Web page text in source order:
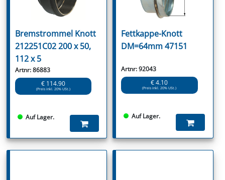
Bremstrommel Knott
212251C02 200 x 50,
112 x 5
Artnr: 86883
€ 114.90
(Preis inkl. 20% USt.)
Auf Lager.
Fettkappe-Knott
DM=64mm 47151
Artnr: 92043
€ 4.10
(Preis inkl. 20% USt.)
Auf Lager.